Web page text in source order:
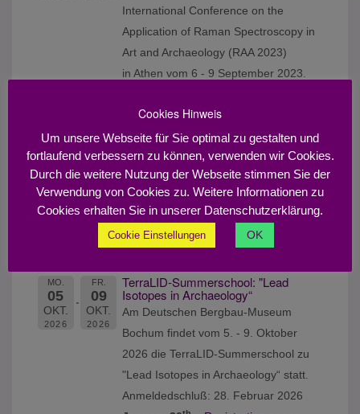
International Conference on the
Application of Raman Spectroscopy in
Art and Archaeology (RAA 2023)
in Athen vom 6 - 9 September 2023.
Davor eine Raman Spectroscopy
Training School vom 4 - 5 September
2023.
https://www.raa2023.ugent.be
Workshops:
MO.
05
OKT.
2026
FR.
09
OKT.
2026
TerraLID-Summerschool: "Lead
Isotopes in Archaeology“
Am Deutschen Bergbau-Museum
Bochum findet vom 5. - 9. Oktober
2026 die TerraLID-Summerschool zu
"Lead Isotopes in Archaeology“ statt.
Anmeldedschluß: 28. Februar 2026
Cookies Hinweis
Um unsere Webseite für Sie optimal zu gestalten und
fortlaufend verbessern zu können, verwenden wir Cookies.
Durch die weitere Nutzung der Webseite stimmen Sie der
Verwendung von Cookies zu. Weitere Informationen zu
Cookies erhalten Sie in unserer Datenschutzerklärung.
Cookie Einstellungen OK